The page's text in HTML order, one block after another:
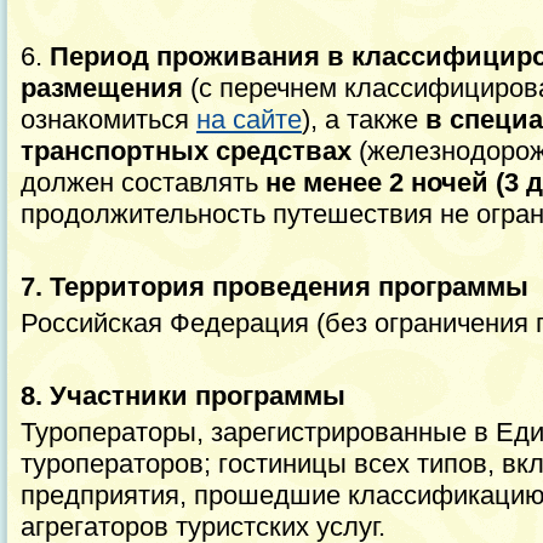
6. Период проживания в
размещения (с перечнем
ознакомиться на сайте), а также в
транспортных средствах
должен составлять не менее 2 ночей (3
продолжительность путешествия не
7. Территория проведения программы
Российская Федерация (без ограничения
8. Участники программы
Туроператоры, зарегистрированные в
туроператоров; гостиницы всех типов,
предприятия, прошедшие
агрегаторов туристских услуг.